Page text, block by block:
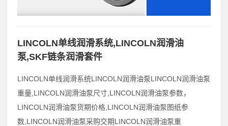
LINCOLN单线润滑系统,LINCOLN润滑油
泵,SKF链条润滑套件
LINCOLN单线润滑系统LINCOLN润滑油泵LINCOLN润滑油泵
重量,LINCOLN润滑油泵尺寸,LINCOLN润滑油泵参数，
LINCOLN润滑油泵货期价格,LINCOLN润滑油泵图纸参
数,LINCOLN润滑油泵采购交期LINCOLN润滑油泵重